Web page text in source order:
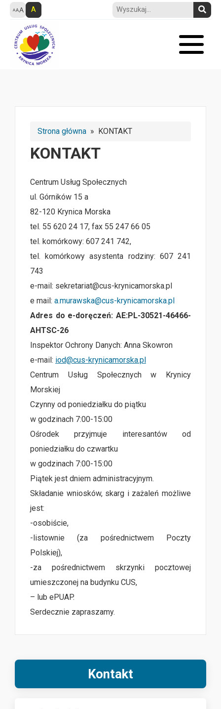
A
Strona główna » KONTAKT
KONTAKT
Centrum Usług Społecznych
ul. Górników 15 a
82-120 Krynica Morska
tel. 55 620 24 17, fax 55 247 66 05
tel. komórkowy: 607 241 742,
tel. komórkowy asystenta rodziny: 607 241
743
e-mail: sekretariat@cus-krynicamorska.pl
e mail: a.murawska@cus-krynicamorska.pl
Adres do e-doręczeń: AE:PL-30521-46466-
AHTSC-26
Inspektor Ochrony Danych: Anna Skowron
e-mail: iod@cus-krynicamorska.pl
Centrum Usług Społecznych w Krynicy
Morskiej
Czynny od poniedziałku do piątku
w godzinach 7:00-15:00
Ośrodek przyjmuje interesantów od
poniedziałku do czwartku
w godzinach 7:00-15:00
Piątek jest dniem administracyjnym.
Składanie wniosków, skarg i zażaleń możliwe
jest:
-osobiście,
-listownie (za pośrednictwem Poczty
Polskiej),
-za pośrednictwem skrzynki pocztowej
umieszczonej na budynku CUS,
– lub ePUAP.
Serdecznie zapraszamy.
Kontakt